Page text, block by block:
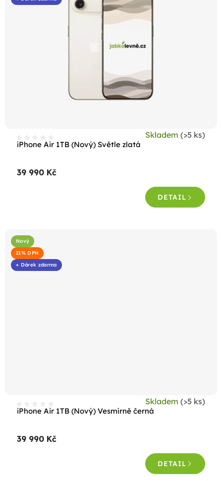
iPhone Air 1TB (Nový) Světle zlatá
Skladem (>5 ks)
39 990 Kč
DETAIL
Nový
21% DPH
+ Dárek zdarma
iPhone Air 1TB (Nový) Vesmírně černá
Skladem (>5 ks)
39 990 Kč
DETAIL